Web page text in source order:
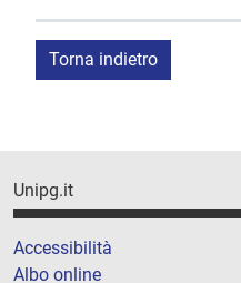
Torna indietro
Unipg.it
Accessibilità
Albo online